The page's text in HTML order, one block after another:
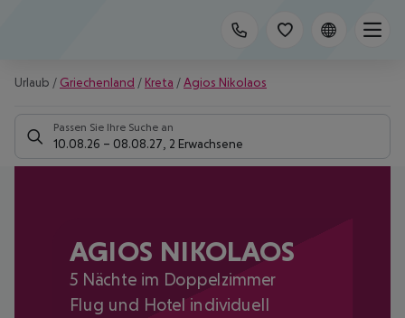
Urlaub / Griechenland / Kreta /Agios Nikolaos
Passen Sie Ihre Suche an
10.08.26 – 08.08.27 2 Erwachsene
AGIOS NIKOLAOS
5 Nächte im Doppelzimmer
Flug und Hotel individuell